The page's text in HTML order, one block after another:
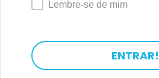
Lembre-se de mim
ENTRAR!